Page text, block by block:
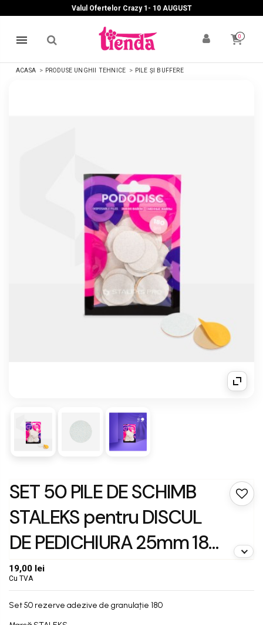
Valul Ofertelor Crazy 1- 10 AUGUST
0
ACASA PRODUSE UNGHII TEHNICE PILE ȘI BUFFERE
SET 50 PILE DE SCHIMB
STALEKS pentru DISCUL
DE PEDICHIURA 25mm 180
granulație
19,00 lei
Cu TVA
Set 50 rezerve adezive de granulație 180